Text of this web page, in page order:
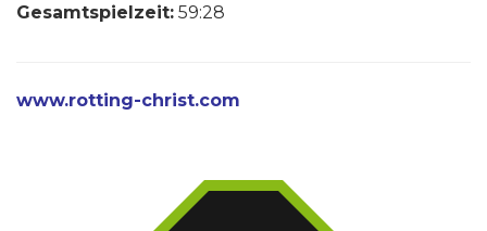
Gesamtspielzeit: 59:28
www.rotting-christ.com